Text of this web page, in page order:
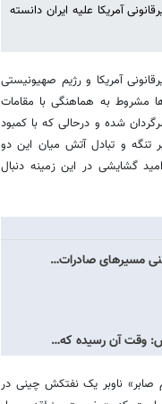
آمریکا علیه ایران دانسته
تجاوز غیرقانونی آمریکا و رژیم صهیونیستی
مشروط به هماهنگی با مقامات
سرگردان شده‌ و درحالی که با کمبود
تنگه و تبادل آتش میان این دو
گشایشی در این زمینه دنبال
مسیرهای صادرات…
وقت آن رسیده که…
صابر» ناوبر یک نفتکش چینی در